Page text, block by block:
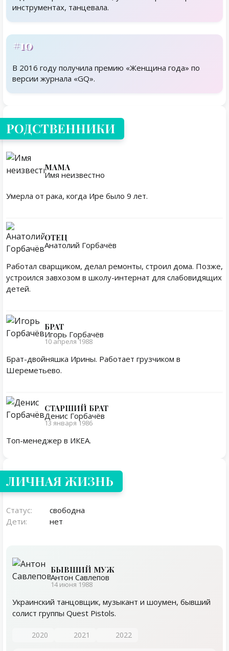
инструментах, танцевала.
#10
В 2016 году получила премию «Женщина года» по
версии журнала «GQ».
Родственники
РОДСТВЕННИКИ
МАМА
Имя неизвестно
Умерла от рака, когда Ире было 9 лет.
ОТЕЦ
Анатолий Горбачёв
Работал сварщиком, делал ремонты, строил дома. Позже,
устроился завхозом в школу-интернат для слабовидящих
детей.
БРАТ
Игорь Горбачёв
10 апреля 1988
Брат-двойняшка Ирины. Работает грузчиком в
Шереметьево.
СТАРШИЙ БРАТ
Денис Горбачёв
13 января 1986
Топ-менеджер в ИКЕА.
Личная жизнь
ЛИЧНАЯ ЖИЗНЬ
Статус:
свободна
Дети:
нет
БЫВШИЙ МУЖ
Антон Савлепов
14 июня 1988
Украинский танцовщик, музыкант и шоумен, бывший
солист группы Quest Pistols.
2020 2021 2022